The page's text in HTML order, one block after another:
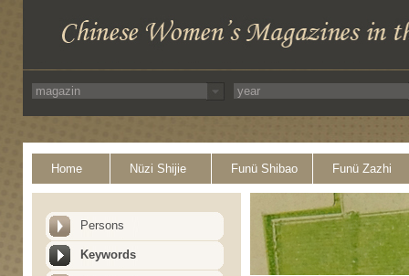
Home Nüzi Shijie Funü Shibao Funü Zazhi
Persons
Keywords